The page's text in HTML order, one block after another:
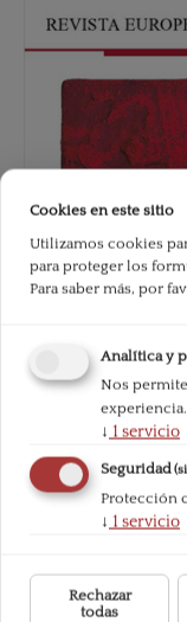
Cookies en este sitio
Utilizamos cookies
para proteger los
Para saber más, por
Analítica y
Nos
experiencia.
↓ 1servicio
Seguridad
Protección
↓ 1servicio
Rechazar
todas